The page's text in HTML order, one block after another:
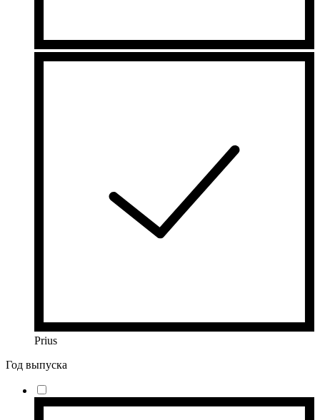
Prius
Год выпуска